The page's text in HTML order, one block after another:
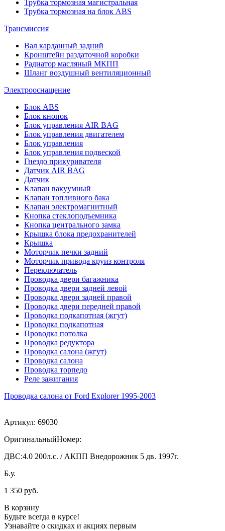
Трубка тормозная магистральная
Трубка тормозная на блок ABS
Трансмиссия
Вал карданный задний
Кронштейн раздаточной коробки
Радиатор масляный МКПП
Шланг воздушный вентиляционный
Электрооснащение
Блок ABS
Блок кнопок
Блок управления AIR BAG
Блок управления двигателем
Блок управления
Блок управления подвеской
Гнездо прикуривателя
Датчик AIR BAG
Датчик
Клапан вакуумный
Клапан топливного бака
Клапан электромагнитный
Кнопка стеклоподъемника
Кнопка центрального замка
Крышка блока предохранителей
Крышка
Моторчик печки задний
Моторчик привода круиз контроля
Переключатель
Проводка двери багажника
Проводка двери задней левой
Проводка двери задней правой
Проводка двери передней правой
Проводка подкапотная (жгут)
Проводка подкапотная
Проводка потолка
Проводка редуктора
Проводка салона (жгут)
Проводка салона
Проводка торпедо
Реле зажигания
Проводка салона от Ford Explorer 1995-2003
Артикул: 69030
ОригинальныйНомер:
ДВС:4.0 200л.с. / АКПП Внедорожник 5 дв. 1997г.
Б.у.
1 350 руб.
В корзину
Будьте всегда в курсе!
Узнавайте о скидках и акциях первым